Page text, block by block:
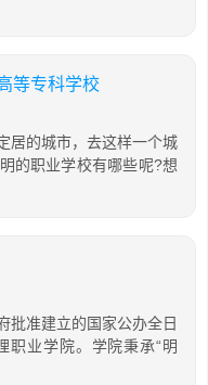
等专科学校
居的城市，去这样一个城
的职业学校有哪些呢?想
批准建立的国家公办全日
职业学院。学院秉承“明